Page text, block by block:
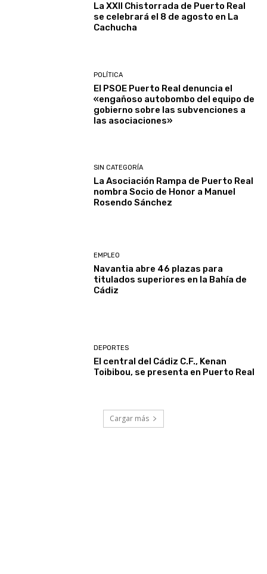
La XXII Chistorrada de Puerto Real
se celebrará el 8 de agosto en La
Cachucha
POLÍTICA
El PSOE Puerto Real denuncia el
«engañoso autobombo del equipo de
gobierno sobre las subvenciones a
las asociaciones»
SIN CATEGORÍA
La Asociación Rampa de Puerto Real
nombra Socio de Honor a Manuel
Rosendo Sánchez
EMPLEO
Navantia abre 46 plazas para
titulados superiores en la Bahía de
Cádiz
DEPORTES
El central del Cádiz C.F., Kenan
Toibibou, se presenta en Puerto Real
Cargar más